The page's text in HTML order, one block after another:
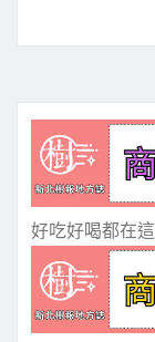
好吃好喝都在這